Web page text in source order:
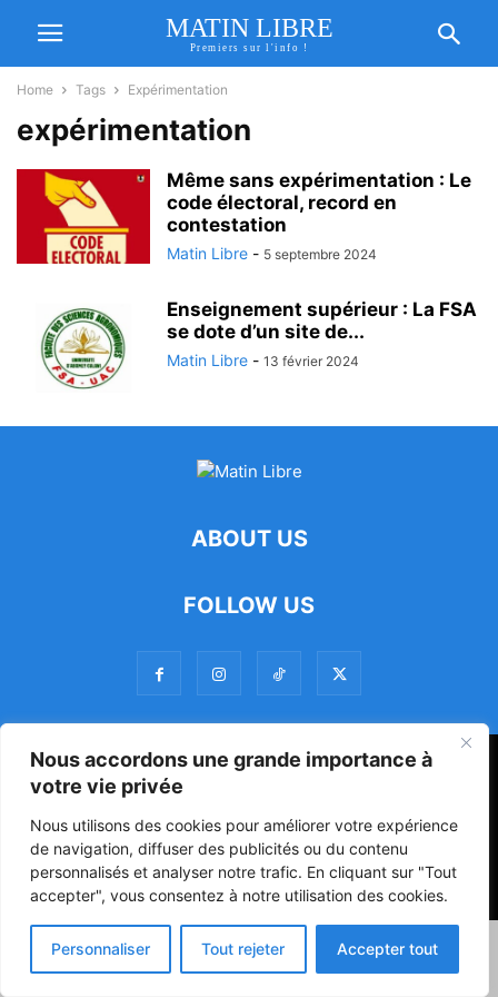
Nous accordons une grande importance à
votre vie privée
Nous utilisons des cookies pour améliorer votre expérience
de navigation, diffuser des publicités ou du contenu
personnalisés et analyser notre trafic. En cliquant sur "Tout
accepter", vous consentez à notre utilisation des cookies.
Personnaliser Tout rejeter Accepter tout
MATIN LIBRE
Premiers sur l'info !
Home Tags Expérimentation
expérimentation
Même sans expérimentation : Le
code électoral, record en
contestation
Matin Libre - 5 septembre 2024
Enseignement supérieur : La FSA
se dote d’un site de...
Matin Libre - 13 février 2024
ABOUT US
FOLLOW US
47ᵉ Assemblée Mondiale sur la Protection de la Vie Privée: Me
Luciano Hounkponou représente le Bénin à Séoul
Politique Société Culture
© Powered by digitXplus Francophone